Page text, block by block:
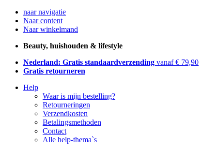
naar navigatie
Naar content
Naar winkelmand
Beauty, huishouden & lifestyle
Nederland: Gratis standaardverzending vanaf € 79,90
Gratis retourneren
Help
Waar is mijn bestelling?
Retourneringen
Verzendkosten
Betalingsmethoden
Contact
Alle help-thema`s